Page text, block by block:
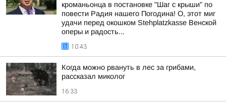
кроманьонца в постановке "Шаг с крыши" по
повести Радия нашего Погодина! О, этот миг
удачи перед окошком Stehplatzkasse Венской
оперы и радость...
10:43
Когда можно рвануть в лес за грибами,
рассказал миколог
16:33